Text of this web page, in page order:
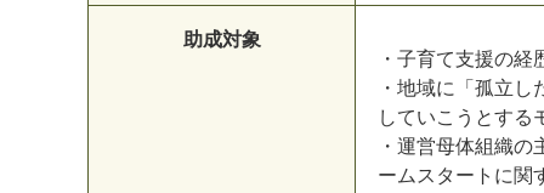
助成対象
・子育て支援の
・地域に「孤立
していこうとする
・運営母体組織
ームスタートに関